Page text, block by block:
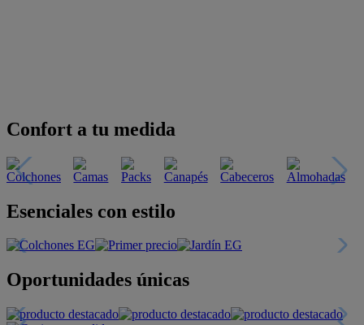
Confort a tu medida
Esenciales con estilo
Oportunidades únicas